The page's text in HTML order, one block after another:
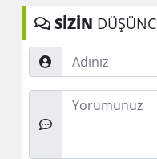
SİZİN
Adınız
Düşünceleriniz